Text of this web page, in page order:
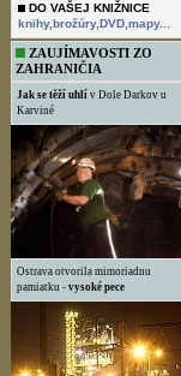
DO VAŠEJ KNIŽNICE
knihy,brožúry,DVD,mapy...
ZAUJÍMAVOSTI ZO
ZAHRANIČIA
Jak se těží uhlí v Dole Darkov u
Karviné
Ostrava otvorila mimoriadnu
pamiatku - vysoké pece